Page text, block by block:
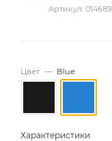
Артикул: 014689
Цвет — Blue
Характеристики